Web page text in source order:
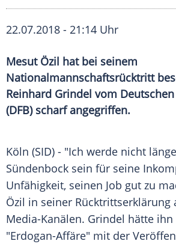
22.07.2018 - 21:14 Uhr
Mesut Özil hat bei seinem
Nationalmannschaftsrücktritt
Reinhard Grindel vom
(DFB) scharf angegriffen.
Köln (SID) - "Ich werde nicht
Sündenbock sein für seine
Unfähigkeit, seinen Job gut zu
Özil in seiner Rücktrittserklärung
Media-Kanälen. Grindel hätte ihn
"Erdogan-Affäre" mit der